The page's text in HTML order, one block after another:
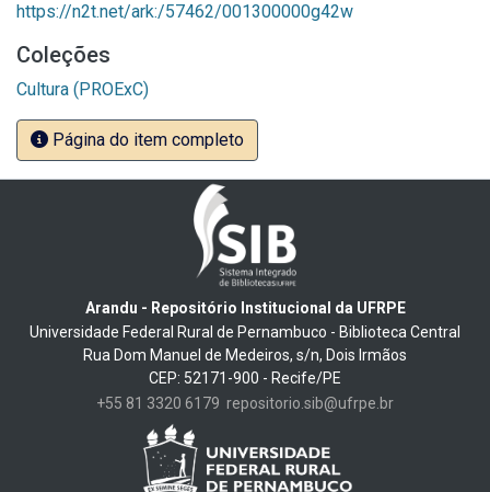
https://n2t.net/ark:/57462/001300000g42w
Coleções
Cultura (PROExC)
Página do item completo
Arandu - Repositório Institucional da UFRPE
Universidade Federal Rural de Pernambuco - Biblioteca Central
Rua Dom Manuel de Medeiros, s/n, Dois Irmãos
CEP: 52171-900 - Recife/PE
+55 81 3320 6179 repositorio.sib@ufrpe.br